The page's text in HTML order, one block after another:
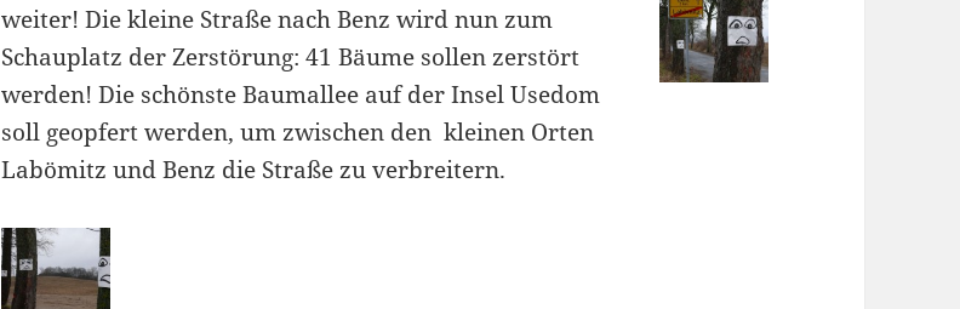
weiter! Die kleine Straße nach Benz wird nun zum
Schauplatz der Zerstörung: 41 Bäume sollen zerstört
werden! Die schönste Baumallee auf der Insel Usedom
soll geopfert werden, um zwischen den kleinen Orten
Labömitz und Benz die Straße zu verbreitern.